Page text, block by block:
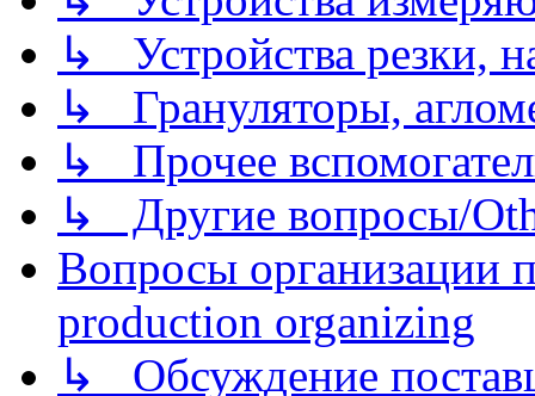
↳ Устройства резки,
↳ Грануляторы,
↳ Прочее
↳ Другие вопросы/
Вопросы организации
production organizing
↳ Обсуждение